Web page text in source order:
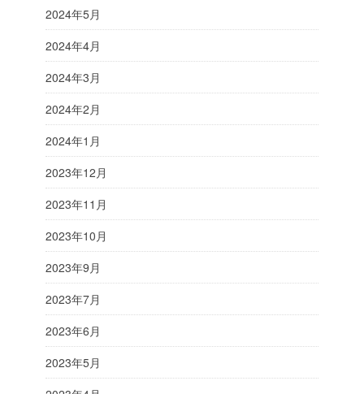
2024年5月
2024年4月
2024年3月
2024年2月
2024年1月
2023年12月
2023年11月
2023年10月
2023年9月
2023年7月
2023年6月
2023年5月